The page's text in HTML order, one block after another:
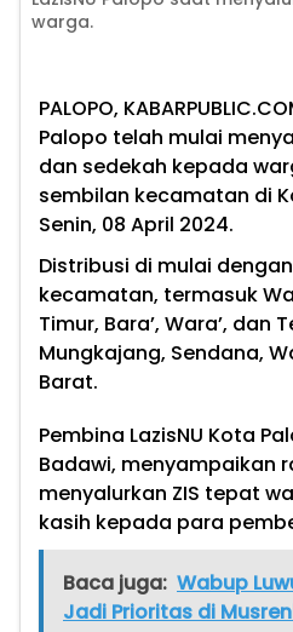
warga.
PALOPO,
Palopo telah mulai
dan sedekah kepada
sembilan kecamatan di
Senin, 08 April 2024.
Distribusi di mulai
kecamatan, termasuk
Timur, Bara’, Wara’, dan
Mungkajang, Sendana,
Barat.
Pembina LazisNU Kota
Badawi, menyampaikan
menyalurkan ZIS tepat
kasih kepada para
Baca juga: Wabup
Jadi Prioritas di